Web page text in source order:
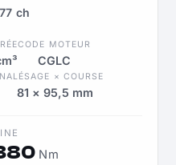
ch
CODE MOTEUR
CGLC
ALÉSAGE × COURSE
81 × 95,5 mm
Nm